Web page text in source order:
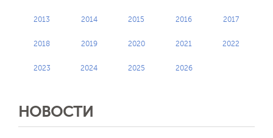
2013 2014 2015 2016 2017
2018 2019 2020 2021 2022
2023 2024 2025 2026
НОВОСТИ